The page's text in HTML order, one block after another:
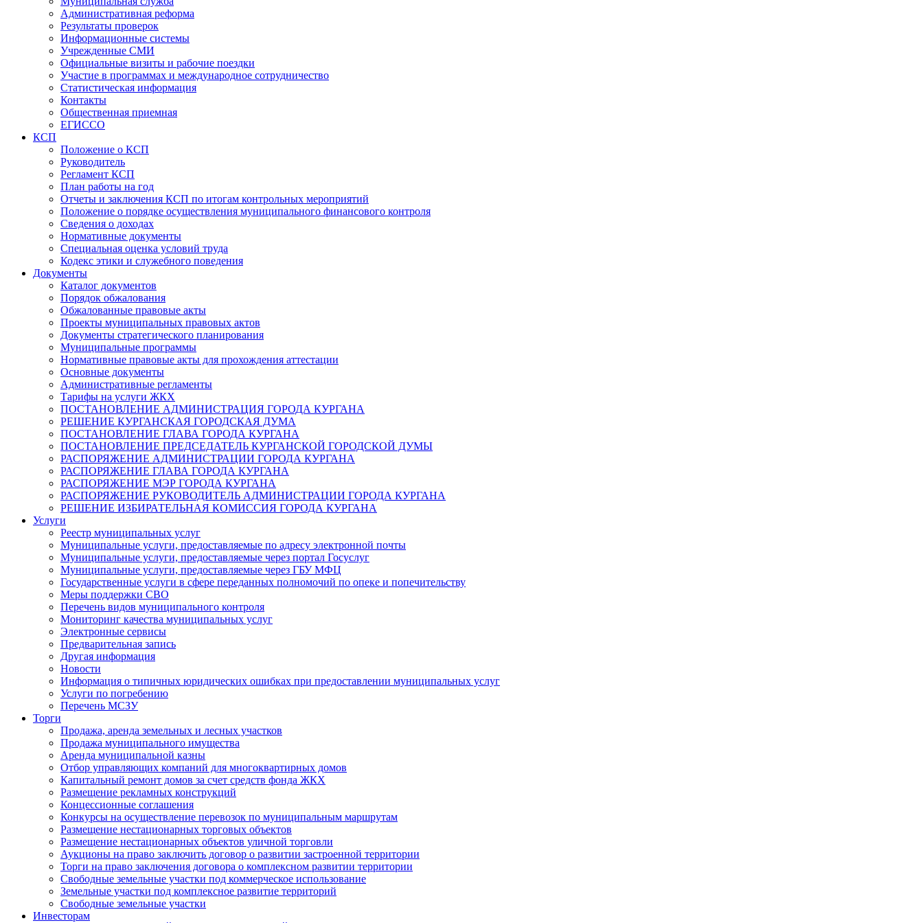
Административная реформа
Результаты проверок
Информационные системы
Учрежденные СМИ
Официальные визиты и рабочие поездки
Участие в программах и международное сотрудничество
Статистическая информация
Контакты
Общественная приемная
ЕГИССО
КСП
Положение о КСП
Руководитель
Регламент КСП
План работы на год
Отчеты и заключения КСП по итогам контрольных мероприятий
Положение о порядке осуществления муниципального финансового контроля
Сведения о доходах
Нормативные документы
Специальная оценка условий труда
Кодекс этики и служебного поведения
Документы
Каталог документов
Порядок обжалования
Обжалованные правовые акты
Проекты муниципальных правовых актов
Документы стратегического планирования
Муниципальные программы
Нормативные правовые акты для прохождения аттестации
Основные документы
Административные регламенты
Тарифы на услуги ЖКХ
ПОСТАНОВЛЕНИЕ АДМИНИСТРАЦИЯ ГОРОДА КУРГАНА
РЕШЕНИЕ КУРГАНСКАЯ ГОРОДСКАЯ ДУМА
ПОСТАНОВЛЕНИЕ ГЛАВА ГОРОДА КУРГАНА
ПОСТАНОВЛЕНИЕ ПРЕДСЕДАТЕЛЬ КУРГАНСКОЙ ГОРОДСКОЙ ДУМЫ
РАСПОРЯЖЕНИЕ АДМИНИСТРАЦИИ ГОРОДА КУРГАНА
РАСПОРЯЖЕНИЕ ГЛАВА ГОРОДА КУРГАНА
РАСПОРЯЖЕНИЕ МЭР ГОРОДА КУРГАНА
РАСПОРЯЖЕНИЕ РУКОВОДИТЕЛЬ АДМИНИСТРАЦИИ ГОРОДА КУРГАНА
РЕШЕНИЕ ИЗБИРАТЕЛЬНАЯ КОМИССИЯ ГОРОДА КУРГАНА
Услуги
Реестр муниципальных услуг
Муниципальные услуги, предоставляемые по адресу электронной почты
Муниципальные услуги, предоставляемые через портал Госуслуг
Муниципальные услуги, предоставляемые через ГБУ МФЦ
Государственные услуги в сфере переданных полномочий по опеке и попечительству
Меры поддержки СВО
Перечень видов муниципального контроля
Мониторинг качества муниципальных услуг
Электронные сервисы
Предварительная запись
Другая информация
Новости
Информация о типичных юридических ошибках при предоставлении муниципальных услуг
Услуги по погребению
Перечень МСЗУ
Торги
Продажа, аренда земельных и лесных участков
Продажа муниципального имущества
Аренда муниципальной казны
Отбор управляющих компаний для многоквартирных домов
Капитальный ремонт домов за счет средств фонда ЖКХ
Размещение рекламных конструкций
Концессионные соглашения
Конкурсы на осуществление перевозок по муниципальным маршрутам
Размещение нестационарных торговых объектов
Размещение нестационарных объектов уличной торговли
Аукционы на право заключить договор о развитии застроенной территории
Торги на право заключения договора о комплексном развитии территории
Свободные земельные участки под коммерческое использование
Земельные участки под комплексное развитие территорий
Свободные земельные участки
Инвесторам